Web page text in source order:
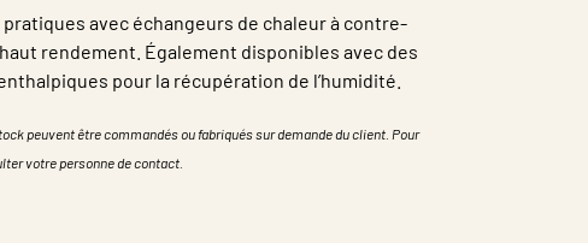
avec échangeurs de chaleur à contre-
rendement. Également disponibles avec des
pour la récupération de l’humidité.
peuvent être commandés ou fabriqués sur demande du client. Pour
votre personne de contact.